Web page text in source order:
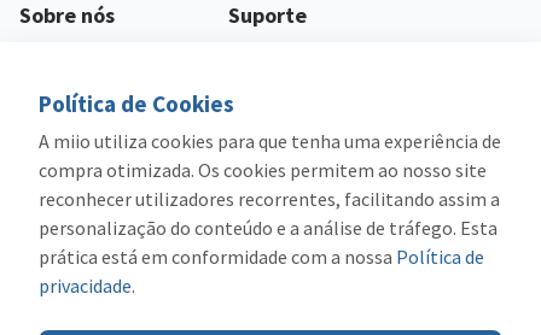
Sobre nós Suporte
Legal
Política de privacidade
Termos e condições
Política de Cookies
A miio utiliza cookies para que tenha uma experiência de
compra otimizada. Os cookies permitem ao nosso site
reconhecer utilizadores recorrentes, facilitando assim a
personalização do conteúdo e a análise de tráfego. Esta
prática está em conformidade com a nossa Política de
privacidade.